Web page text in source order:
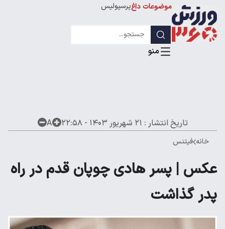
موضوعات داغپرسپولیس
لیگ قهرمانان
تاریخ انتشار : ۲۱ شهریور ۱۴۰۳ - ۲۲:۵۸ A
خانه فیتنس
عکس | پسر هادی چوپان قدم در راه
پدر گذاشت